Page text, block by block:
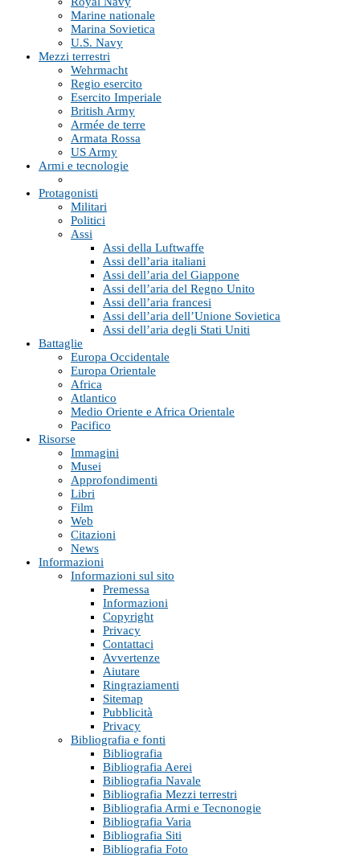
Marine nationale
Marina Sovietica
U.S. Navy
Mezzi terrestri
Wehrmacht
Regio esercito
Esercito Imperiale
British Army
Armée de terre
Armata Rossa
US Army
Armi e tecnologie
Protagonisti
Militari
Politici
Assi
Assi della Luftwaffe
Assi dell’aria italiani
Assi dell’aria del Giappone
Assi dell’aria del Regno Unito
Assi dell’aria francesi
Assi dell’aria dell’Unione Sovietica
Assi dell’aria degli Stati Uniti
Battaglie
Europa Occidentale
Europa Orientale
Africa
Atlantico
Medio Oriente e Africa Orientale
Pacifico
Risorse
Immagini
Musei
Approfondimenti
Libri
Film
Web
Citazioni
News
Informazioni
Informazioni sul sito
Premessa
Informazioni
Copyright
Privacy
Contattaci
Avvertenze
Aiutare
Ringraziamenti
Sitemap
Pubblicità
Privacy
Bibliografia e fonti
Bibliografia
Bibliografia Aerei
Bibliografia Navale
Bibliografia Mezzi terrestri
Bibliografia Armi e Tecnonogie
Bibliografia Varia
Bibliografia Siti
Bibliografia Foto